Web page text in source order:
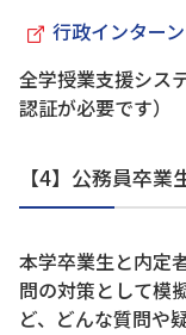
行政インター
全学授業支援シス
認証が必要です）
【4】公務員卒業
本学卒業生と内定
問の対策として模
ど、どんな質問や